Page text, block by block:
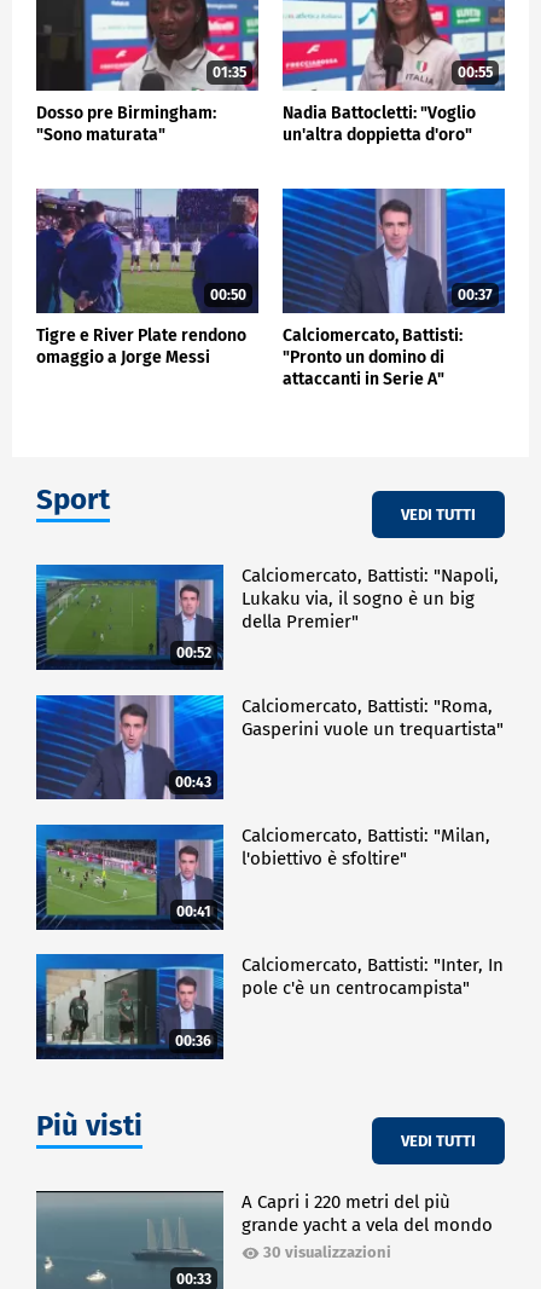
01:35
Dosso pre Birmingham:
"Sono maturata"
00:55
Nadia Battocletti: "Voglio
un'altra doppietta d'oro"
00:50
Tigre e River Plate rendono
omaggio a Jorge Messi
00:37
Calciomercato, Battisti:
"Pronto un domino di
attaccanti in Serie A"
Sport VEDI TUTTI
00:52
Calciomercato, Battisti: "Napoli,
Lukaku via, il sogno è un big
della Premier"
00:43
Calciomercato, Battisti: "Roma,
Gasperini vuole un trequartista"
00:41
Calciomercato, Battisti: "Milan,
l'obiettivo è sfoltire"
00:36
Calciomercato, Battisti: "Inter, In
pole c'è un centrocampista"
Più visti VEDI TUTTI
00:33
A Capri i 220 metri del più
grande yacht a vela del mondo
30 visualizzazioni